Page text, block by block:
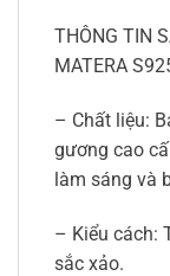
THÔNG TIN
MATERA
– Chất liệu:
gương cao
làm sáng và
– Kiểu cách:
sắc xảo.